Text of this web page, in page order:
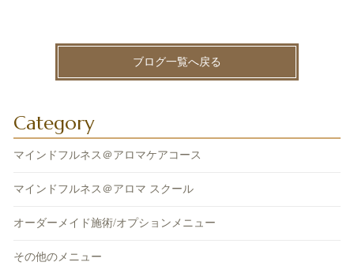
ブログ一覧へ戻る
Category
マインドフルネス＠アロマケアコース
マインドフルネス＠アロマ スクール
オーダーメイド施術/オプションメニュー
その他のメニュー